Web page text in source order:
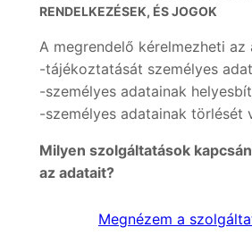
RENDELKEZÉSEK, ÉS JOGOK
A megrendelő kérelmezheti az
-tájékoztatását személyes
-személyes adatainak
-személyes adatainak törlését
Milyen szolgáltatások
az adatait?
Megnézem a